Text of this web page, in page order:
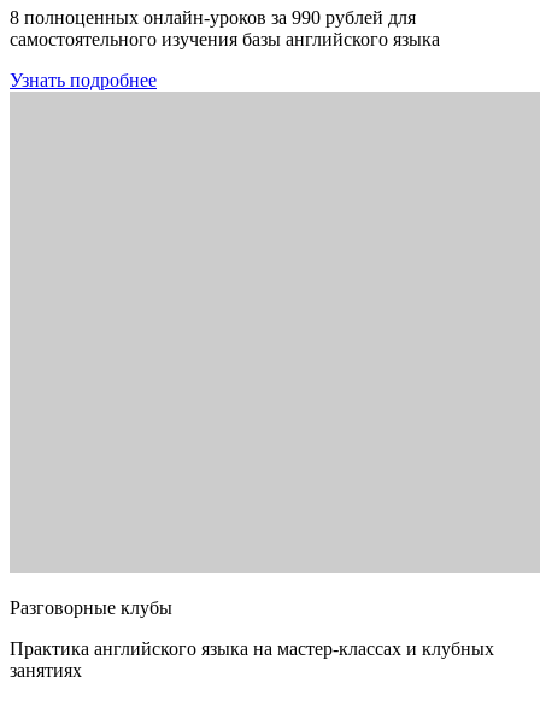
8 полноценных онлайн-уроков за 990 рублей для
самостоятельного изучения базы английского языка
Узнать подробнее
Разговорные клубы
Практика английского языка на мастер-классах и клубных
занятиях